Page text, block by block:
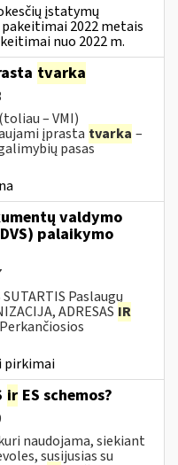
įstatymų
2022 metais
nuo 2022 m.
tvarka
– VMI)
įprasta tvarka –
pasas
valdymo
palaikymo
SUTARTIS Paslaugų
ADRESAS IR
pirkimai
ir ES schemos?
naudojama, siekiant
susijusias su